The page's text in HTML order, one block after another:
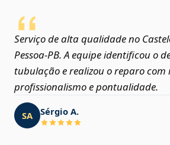
Serviço de alta qualidade no
Pessoa‑PB. A equipe identificou o
tubulação e realizou o reparo com
profissionalismo e pontualidade.
SA Sérgio A.